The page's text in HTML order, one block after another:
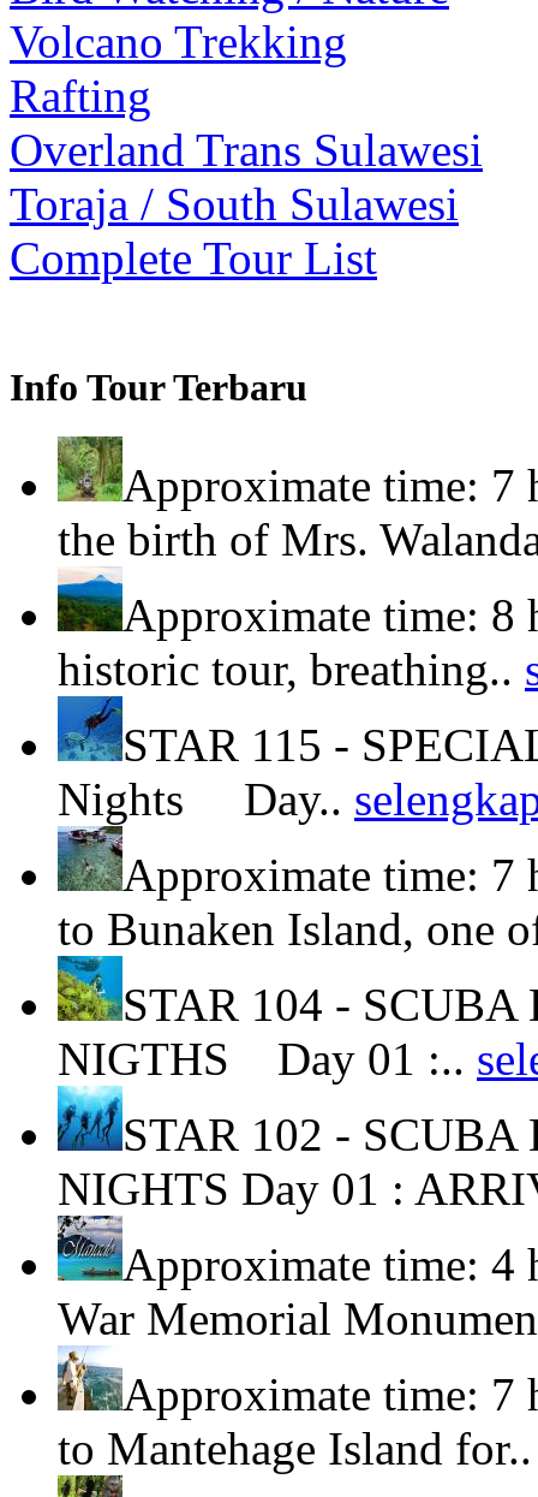
Volcano Trekking
Rafting
Overland Trans Sulawesi
Toraja / South Sulawesi
Complete Tour List
Info Tour Terbaru
Approximate time: 7
the birth of Mrs.
Approximate time: 8
historic tour, breathing..
STAR 115 -
Nights Day..
Approximate time: 7
to Bunaken Island, one
STAR 104 -
NIGTHS Day 01 :..
STAR 102 -
NIGHTS Day 01 :
Approximate time: 4
War Memorial
Approximate time: 7
to Mantehage Island